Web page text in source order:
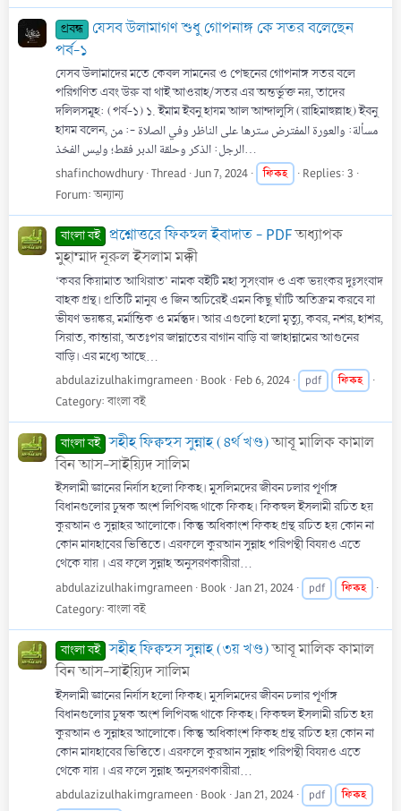
প্রবন্ধ যেসব উলামাগণ শুধু গোপনাঙ্গ কে সতর বলেছেন
পর্ব-১
যেসব উলামাদের মতে কেবল সামনের ও পেছনের গোপনাঙ্গ সতর বলে
পরিগণিত এবং উরু বা থাই আওরাহ/সতর এর অন্তর্ভুক্ত নয়, তাদের
দলিলসমূহ: (পর্ব-১) ১. ইমাম ইবনু হাযম আল আন্দালুসি (রাহিমাহুল্লাহ) ইবনু
হাযম বলেন, مسألة: والعورة المفترض سترها على الناظر وفي الصلاة -: من
الرجل: الذكر وحلقة الدبر فقط؛ وليس الفخذ...
shafinchowdhury Thread Jun 7, 2024 ফিকহ
Replies: 3
Forum:অন্যান্য
বাংলা বই প্রশ্নোত্তরে ফিকহুল ইবাদাত - PDFঅধ্যাপক
মুহাম্মাদ নূরুল ইসলাম মক্কী
‘কবর কিয়ামাত আখিরাত’ নামক বইটি মহা সুসংবাদ ও এক ভয়ংকর দুঃসংবাদ
বাহক গ্রন্থ। প্রতিটি মানুষ ও জিন অচিরেই এমন কিছু ঘাঁটি অতিক্রম করবে যা
ভীষণ ভয়ঙ্কর, মর্মান্তিক ও মর্মন্তুদ। আর এগুলো হলো মৃত্যু, কবর, নশর, হাশর,
সিরাত, কান্তারা, অতঃপর জান্নাতের বাগান বাড়ি বা জাহান্নামের আগুনের
বাড়ি। এর মধ্যে আছে...
abdulazizulhakimgrameen Book Feb 6, 2024 pdf
ফিকহ
Category:বাংলা বই
বাংলা বই সহীহ ফিক্বহুস সুন্নাহ (৪র্থ খণ্ড)আবূ মালিক কামাল
বিন আস-সাইয়্যিদ সালিম
ইসলামী জ্ঞানের নির্যাস হলো ফিকহ। মুসলিমদের জীবন চলার পূর্ণাঙ্গ
বিধানগুলোর চুম্বক অংশ লিপিবদ্ধ থাকে ফিকহ। ফিকহুল ইসলামী রচিত হয়
কুরআন ও সুন্নাহর আলোকে। কিন্তু অধিকাংশ ফিকহ গ্রন্থ রচিত হয় কোন না
কোন মাযহাবের ভিত্তিতে। এরফলে কুরআন সুন্নাহ পরিপন্থী বিষয়ও এতে
থেকে যায় । এর ফলে সুন্নাহ অনুসরণকারীরা...
abdulazizulhakimgrameen Book Jan 21, 2024 pdf
ফিকহ
Category:বাংলা বই
বাংলা বই সহীহ ফিক্বহুস সুন্নাহ (৩য় খণ্ড)আবূ মালিক কামাল
বিন আস-সাইয়্যিদ সালিম
ইসলামী জ্ঞানের নির্যাস হলো ফিকহ। মুসলিমদের জীবন চলার পূর্ণাঙ্গ
বিধানগুলোর চুম্বক অংশ লিপিবদ্ধ থাকে ফিকহ। ফিকহুল ইসলামী রচিত হয়
কুরআন ও সুন্নাহর আলোকে। কিন্তু অধিকাংশ ফিকহ গ্রন্থ রচিত হয় কোন না
কোন মাযহাবের ভিত্তিতে। এরফলে কুরআন সুন্নাহ পরিপন্থী বিষয়ও এতে
থেকে যায় । এর ফলে সুন্নাহ অনুসরণকারীরা...
abdulazizulhakimgrameen Book Jan 21, 2024 pdf
ফিকহ